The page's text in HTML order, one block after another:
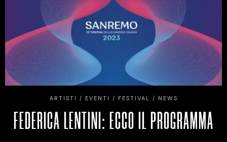
ARTISTI / EVENTI / FESTIVAL / NEWS
FEDERICA LENTINI: ECCO IL PROGRAMMA